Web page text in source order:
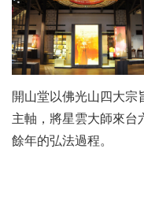
開山堂以佛光山四大宗
主軸，將星雲大師來台
餘年的弘法過程。